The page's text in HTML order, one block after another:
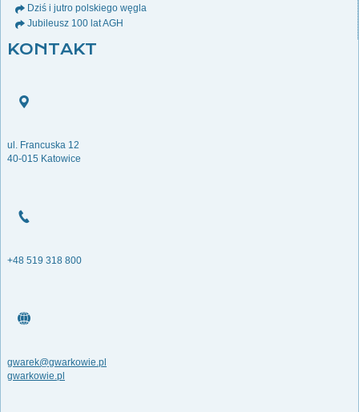
Dziś i jutro polskiego węgla
Jubileusz 100 lat AGH
KONTAKT
ul. Francuska 12
40-015 Katowice
+48 519 318 800
gwarek@gwarkowie.pl
gwarkowie.pl